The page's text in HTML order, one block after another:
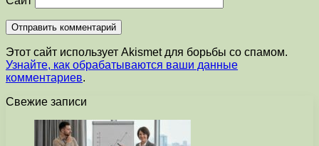
Этот сайт использует Akismet для борьбы со спамом.
Узнайте, как обрабатываются ваши данные
комментариев.
Свежие записи